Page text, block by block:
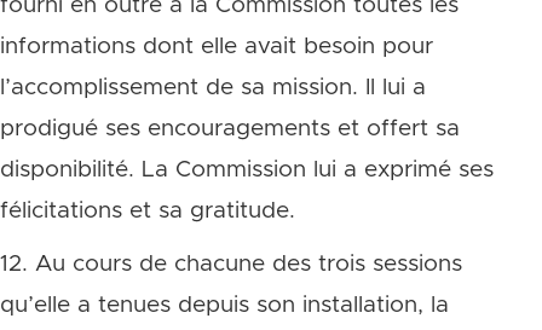
fourni en outre à la Commission toutes les
informations dont elle avait besoin pour
l’accomplissement de sa mission. Il lui a
prodigué ses encouragements et offert sa
disponibilité. La Commission lui a exprimé ses
félicitations et sa gratitude.
12. Au cours de chacune des trois sessions
qu’elle a tenues depuis son installation, la